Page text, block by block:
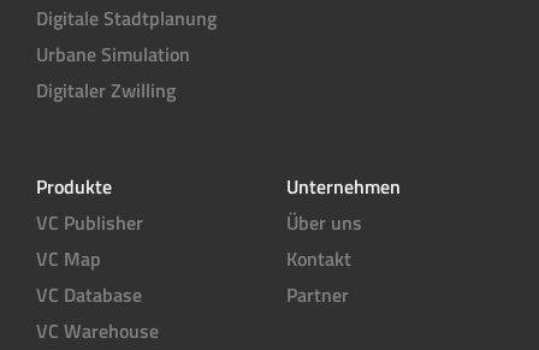
Digitale Stadtplanung
Urbane Simulation
Digitaler Zwilling
Produkte
VC Publisher
VC Map
VC Database
VC Warehouse
Unternehmen
Über uns
Kontakt
Partner